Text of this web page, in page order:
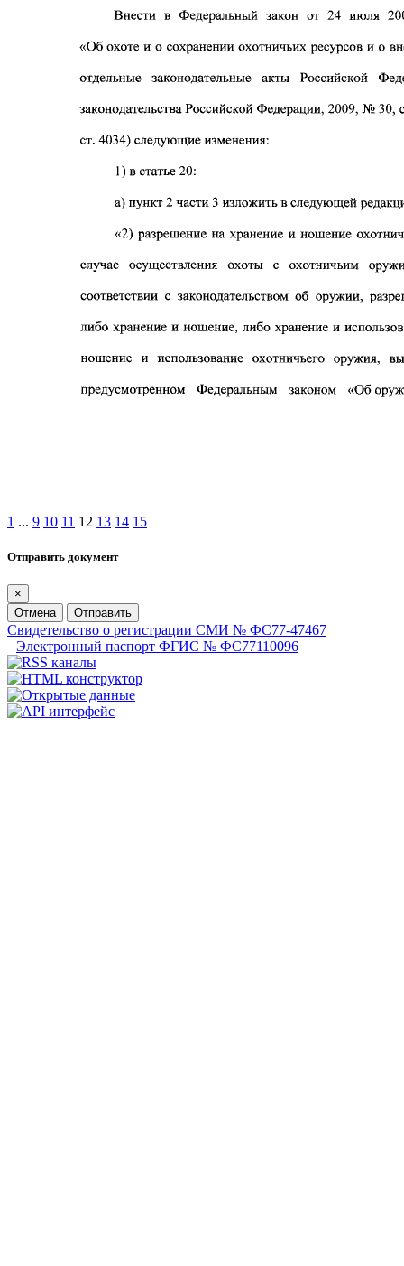
1 ... 9 10 11 12 13 14 15
Отправить документ
×
Отмена
Отправить
Свидетельство о регистрации СМИ № ФС77-47467
Электронный паспорт ФГИС № ФС77110096